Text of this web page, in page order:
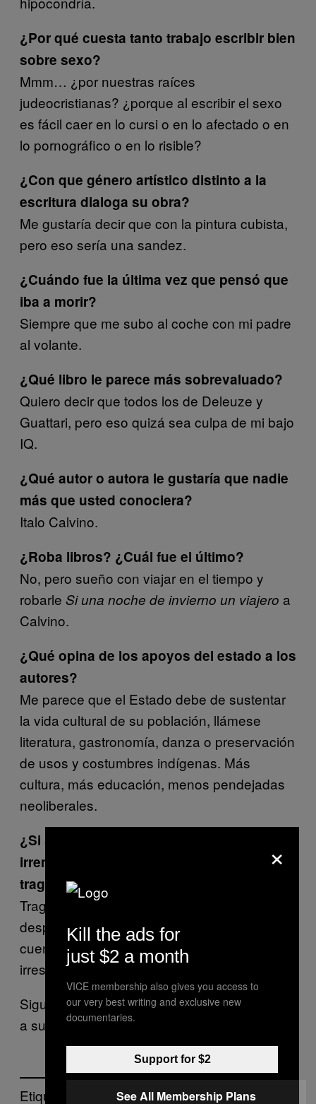
¿Por qué cuesta tanto trabajo escribir bien
sobre sexo?
Mmm… ¿por nuestras raíces
judeocristianas? ¿porque al escribir el sexo
es fácil caer en lo cursi o en lo afectado o en
lo pornográfico o en lo risible?
¿Con que género artístico distinto a la
escritura dialoga su obra?
Me gustaría decir que con la pintura cubista,
pero eso sería una sandez.
¿Cuándo fue la última vez que pensó que
iba a morir?
Siempre que me subo al coche con mi padre
al volante.
¿Qué libro le parece más sobrevaluado?
Quiero decir que todos los de Deleuze y
Guattari, pero eso quizá sea culpa de mi bajo
IQ.
¿Qué autor o autora le gustaría que nadie
más que usted conociera?
Italo Calvino.
¿Roba libros? ¿Cuál fue el último?
No, pero sueño con viajar en el tiempo y
robarle Si una noche de invierno un viajero a
Calvino.
¿Qué opina de los apoyos del estado a los
autores?
Me parece que el Estado debe de sustentar
la vida cultural de su población, llámese
literatura, gastronomía, danza o preservación
de usos y costumbres indígenas. Más
cultura, más educación, menos pendejadas
neoliberales.
¿Si se le daña el disco duro
irremediablemente, lo consideraría una
tragedia o un alivio?
Tragedia total durante una semana y
después terminaría por aceptar que los
cuentos que escribí en 2010 son basura
irrescatable.
Sigue a Úrsula enTwittery échale un vistazo
a su
blog.
Etiquetado:
×
Kill the ads for
just $2 a month
VICE membership also gives you access to
our very best writing and exclusive new
documentaries.
Support for $2
See All Membership Plans